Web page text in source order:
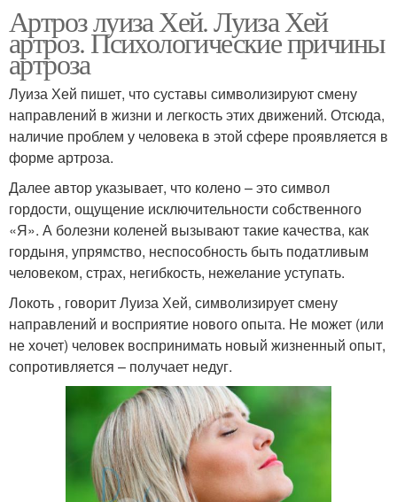
Артроз луиза Хей. Луиза Хей
артроз. Психологические причины
артроза
Луиза Хей пишет, что суставы символизируют смену
направлений в жизни и легкость этих движений. Отсюда,
наличие проблем у человека в этой сфере проявляется в
форме артроза.
Далее автор указывает, что колено – это символ
гордости, ощущение исключительности собственного
«Я». А болезни коленей вызывают такие качества, как
гордыня, упрямство, неспособность быть податливым
человеком, страх, негибкость, нежелание уступать.
Локоть , говорит Луиза Хей, символизирует смену
направлений и восприятие нового опыта. Не может (или
не хочет) человек воспринимать новый жизненный опыт,
сопротивляется – получает недуг.